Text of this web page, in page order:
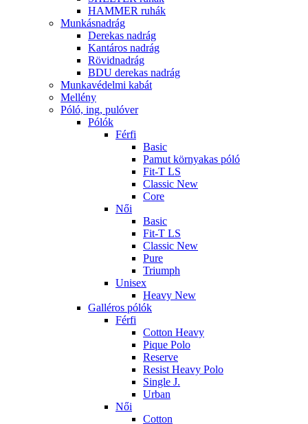
HAMMER ruhák
Munkásnadrág
Derekas nadrág
Kantáros nadrág
Rövidnadrág
BDU derekas nadrág
Munkavédelmi kabát
Mellény
Póló, ing, pulóver
Pólók
Férfi
Basic
Pamut környakas póló
Fit-T LS
Classic New
Core
Női
Basic
Fit-T LS
Classic New
Pure
Triumph
Unisex
Heavy New
Galléros pólók
Férfi
Cotton Heavy
Pique Polo
Reserve
Resist Heavy Polo
Single J.
Urban
Női
Cotton